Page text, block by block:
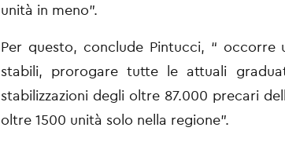
unità in meno”.
Per questo, conclude Pintucci, “ occorre
stabili, prorogare tutte le attuali
stabilizzazioni degli oltre 87.000 precari
oltre 1500 unità solo nella regione”.